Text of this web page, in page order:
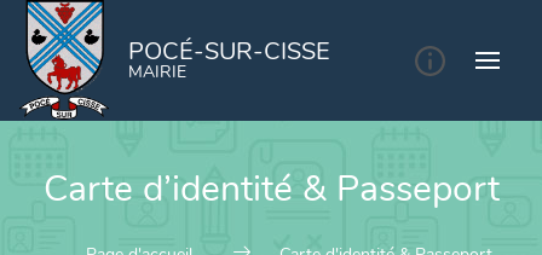
POCÉ-SUR-CISSE
MAIRIE
Carte d’identité & Passeport